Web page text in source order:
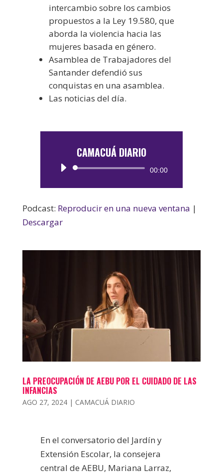
intercambio sobre los cambios
propuestos a la Ley 19.580, que
aborda la violencia hacia las
mujeres basada en género.
Asamblea de Trabajadores del
Santander defendió sus
conquistas en una asamblea.
Las noticias del día.
CAMACUÁ DIARIO
Reproductor
00:00
Podcast: Reproducir en una nueva ventana |
Descargar
LA PREOCUPACIÓN DE AEBU POR EL CUIDADO DE LAS
INFANCIAS
AGO 27, 2024| CAMACUÁ DIARIO
En el conversatorio del Jardín y
Extensión Escolar, la consejera
central de AEBU, Mariana Larraz,